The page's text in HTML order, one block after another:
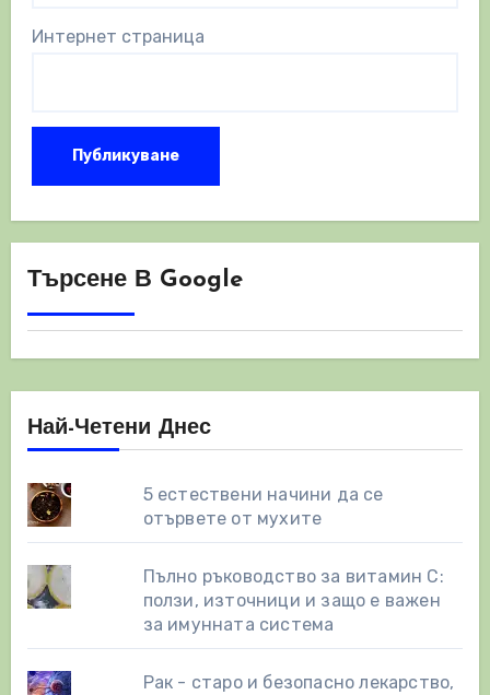
Интернет страница
Търсене В Google
Най-Четени Днес
5 естествени начини да се
отървете от мухите
Пълно ръководство за витамин С:
ползи, източници и защо е важен
за имунната система
Рак - старо и безопасно лекарство,